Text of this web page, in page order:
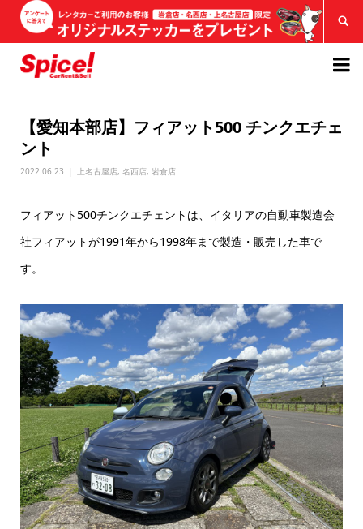


【愛知本部店】フィアット500 チンクエチェ
ント
2022.06.23 上名古屋店, 名西店, 岩倉店
フィアット500チンクエチェントは、イタリアの自動車製造会
社フィアットが1991年から1998年まで製造・販売した車で
す。